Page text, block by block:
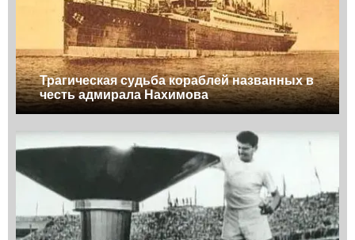
Трагическая судьба кораблей названных в
честь адмирала Нахимова